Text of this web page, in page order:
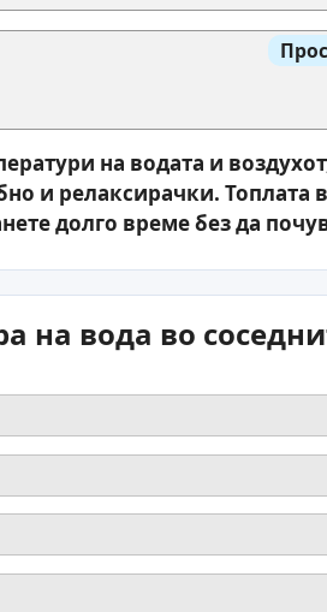
на водата и
и релаксирачки. Топлата
долго време без да
на вода во